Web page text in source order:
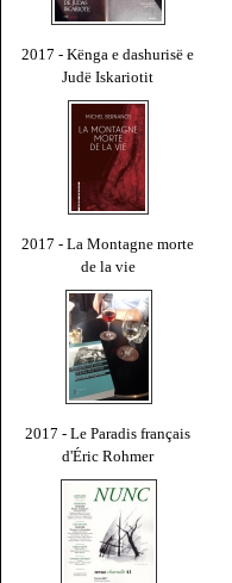
2017 - Kënga e dashurisë e
Judë Iskariotit
2017 - La Montagne morte
de la vie
2017 - Le Paradis français
d'Éric Rohmer